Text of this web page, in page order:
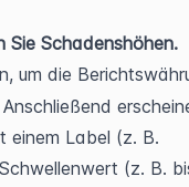
Sie Schadenshöhen.
um die
einem Label (z. B.
(z. B.